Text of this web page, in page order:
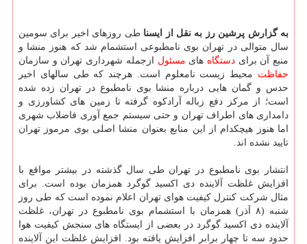
به گزارش پرشین رز به نقل از ایسناطی روزهای اخیر برای سومین
سال متوالی در تهران بوی نامطبوعی استشمام شد که هنوز منشا و
منبع آن برایدستگاه های مسئول ازجمله شهرداری تهران و سازمان
حفاظت محیط زیست نامعلوم است. هرچند که طی سالهای اخیر
حدس و گمان هایی درباره منشا بوی نامطبوع در تهران زده شده
است؛ از مرکز دفع زباله آرادکوه گرفته تا زمین های کشاورزی و
دامداری های اطراف تهران و حتی سیستم جمع آوری فاضلاب شهری
اما هنوز هیچکدام از این منابع بعنوان منشا اصلی بوی مرموز تهران
تایید نشده اند.
انتشار بوی نامطبوع در تهران طی سال گذشته در بیشتر مواقع با
افزایش غلظت آلاینده دی اکسید گوگرد همزمان بوده است. برای
مثال شرکت کنترل کیفیت هوای تهران اعلام نموده است که طی روز
شنبه (۸ آذر) همزمان با استشمام بوی نامطبوع در تهران، غلظت
آلاینده دی اکسید گوگرد در بعضی از ایستگاه های سنجش کیفیت هوا
حدود سه تا چهار برابر افزایش یافته بود. افزایش غلظت این آلاینده